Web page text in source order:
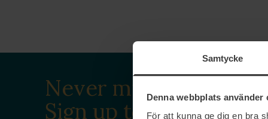
Samtycke
Denna webbplats använder
För att kunna ge dig en bra
Never miss a beat.
Sign up to our